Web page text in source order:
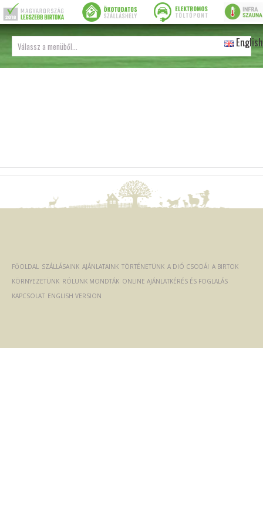
English
FŐOLDAL SZÁLLÁSAINK AJÁNLATAINK TÖRTÉNETÜNK A DIÓ CSODÁI A BIRTOK
KÖRNYEZETÜNK RÓLUNK MONDTÁK ONLINE AJÁNLATKÉRÉS ÉS FOGLALÁS
KAPCSOLAT ENGLISH VERSION